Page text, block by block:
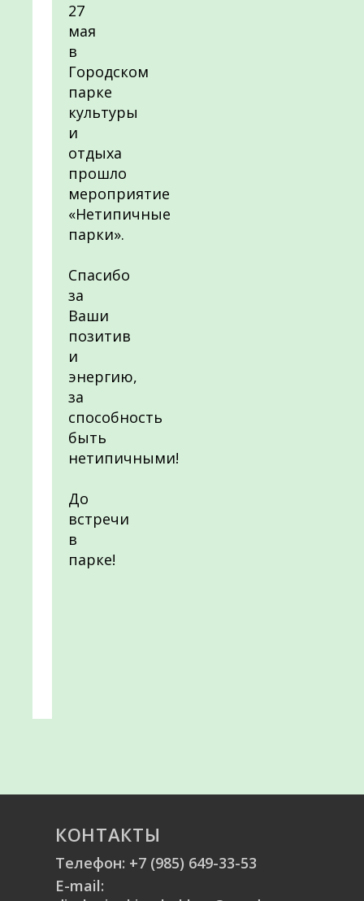
27
мая
в
Городском
парке
культуры
и
отдыха
прошло
мероприятие
«Нетипичные
парки».
Спасибо
за
Ваши
позитив
и
энергию,
за
способность
быть
нетипичными!
До
встречи
в
парке!
КОНТАКТЫ
Телефон: +7 (985) 649-33-53
E-mail: